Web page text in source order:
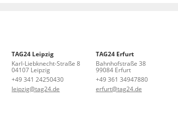
TAG24 Leipzig
Karl-Liebknecht-Straße 8
04107 Leipzig
+49 341 24250430
leipzig@tag24.de
TAG24 Erfurt
Bahnhofstraße 38
99084 Erfurt
+49 361 34947880
erfurt@tag24.de